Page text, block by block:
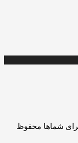
برای شماها محفوظ